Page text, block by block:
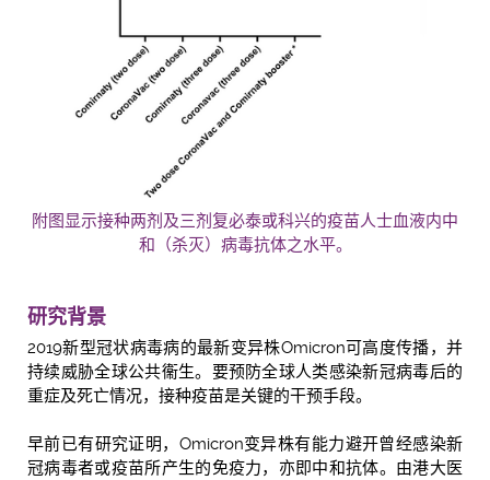
附图显示接种两剂及三剂复必泰或科兴的疫苗人士血液内中
和（杀灭）病毒抗体之水平。
研究背景
2019新型冠状病毒病的最新变异株Omicron可高度传播，并
持续威胁全球公共衞生。要预防全球人类感染新冠病毒后的
重症及死亡情况，接种疫苗是关键的干预手段。
早前已有研究证明，Omicron变异株有能力避开曾经感染新
冠病毒者或疫苗所产生的免疫力，亦即中和抗体。由港大医